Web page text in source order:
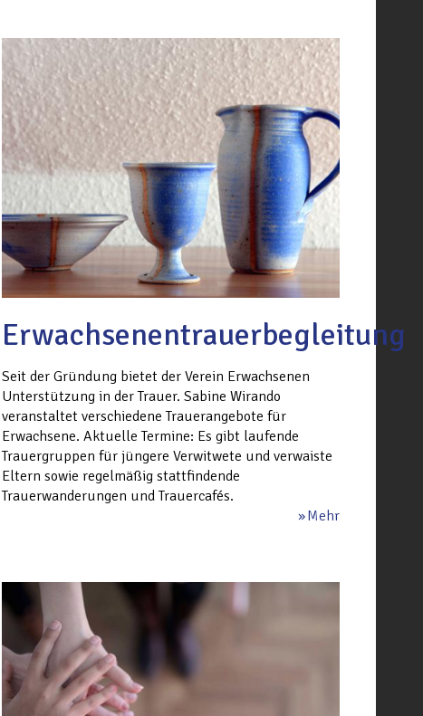
Erwachsenentrauerbegleitung
Seit der Gründung bietet der Verein Erwachsenen
Unterstützung in der Trauer. Sabine Wirando
veranstaltet verschiedene Trauerangebote für
Erwachsene. Aktuelle Termine: Es gibt laufende
Trauergruppen für jüngere Verwitwete und verwaiste
Eltern sowie regelmäßig stattfindende
Trauerwanderungen und Trauercafés.
Mehr